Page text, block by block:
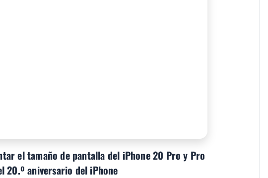
el tamaño de pantalla del iPhone 20 Pro y Pro
20.º aniversario del iPhone